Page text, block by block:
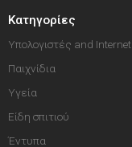
Κατηγορίες
Υπολογιστές and Internet
Παιχνίδια
Υγεία
Είδη σπιτιού
Έντυπα